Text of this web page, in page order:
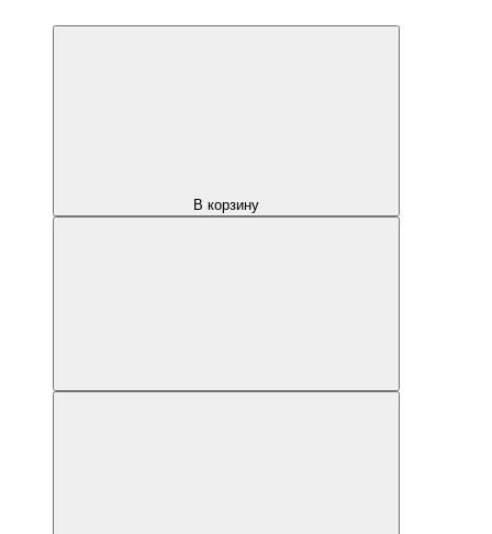
В корзину